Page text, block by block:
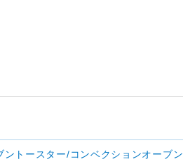
ントースター/コンベクションオーブン